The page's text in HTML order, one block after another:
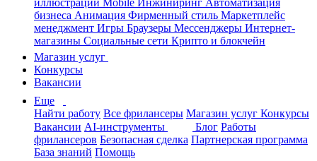
иллюстрации Mobile Инжиниринг Автоматизация
бизнеса Анимация Фирменный стиль Маркетплейс
менеджмент Игры Браузеры Мессенджеры Интернет-
магазины Социальные сети Крипто и блокчейн
Магазин услуг
Конкурсы
Вакансии
Еще
Найти работу Все фрилансеры Магазин услуг Конкурсы
Вакансии AI-инструменты Блог Работы
фрилансеров Безопасная сделка Партнерская программа
База знаний Помощь